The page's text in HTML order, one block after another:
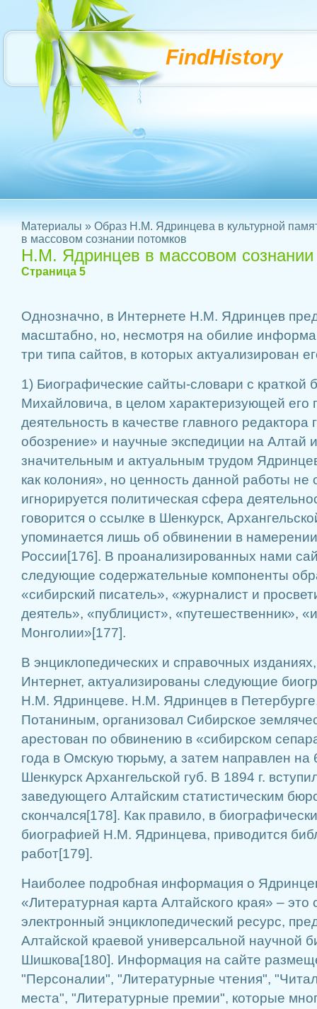
FindHistory
Материалы » Образ Н.М. Ядринцева в культурной
в массовом сознании потомков
Н.М. Ядринцев в массовом сознании
Страница 5
Однозначно, в Интернете Н.М. Ядринцев
масштабно, но, несмотря на обилие
три типа сайтов, в которых актуализирован
1) Биографические сайты-словари с краткой
Михайловича, в целом характеризующей его
деятельность в качестве главного редактора
обозрение» и научные экспедиции на
значительным и актуальным трудом
как колония», но ценность данной работы не
игнорируется политическая сфера
говорится о ссылке в Шенкурск,
упоминается лишь об обвинении в
России[176]. В проанализированных нами
следующие содержательные компоненты
«сибирский писатель», «журналист и
деятель», «публицист», «путешественник»,
Монголии»[177].
В энциклопедических и справочных
Интернет, актуализированы следующие
Н.М. Ядринцеве. Н.М. Ядринцев в
Потаниным, организовал Сибирское
арестован по обвинению в «сибирском
года в Омскую тюрьму, а затем направлен на
Шенкурск Архангельской губ. В 1894 г.
заведующего Алтайским статистическим
скончался[178]. Как правило, в
биографией Н.М. Ядринцева, приводится
работ[179].
Наиболее подробная информация о
«Литературная карта Алтайского края» –
электронный энциклопедический ресурс,
Алтайской краевой универсальной научной
Шишкова[180]. Информация на сайте
"Персоналии", "Литературные чтения",
места", "Литературные премии", которые